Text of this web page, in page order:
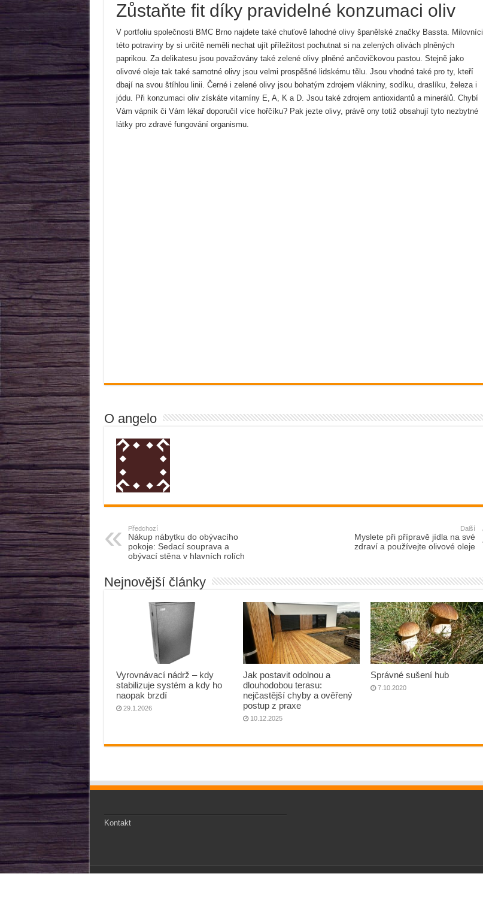
Zůstaňte fit díky pravidelné konzumaci oliv
V portfoliu společnosti BMC Brno najdete také chuťově lahodné olivyšpanělské značky Bassta. Milovníci
této potraviny by si určitě neměli nechat ujít příležitost pochutnat si na zelených olivách plněných
paprikou. Za delikatesu jsou považovány také zelené olivy plněné ančovičkovou pastou. Stejně jako
olivové oleje tak také samotné olivy jsou velmi prospěšné lidskému tělu. Jsou vhodné také pro ty, kteří
dbají na svou štíhlou linii. Černé i zelené olivy jsou bohatým zdrojem vlákniny, sodíku, draslíku, železa i
jódu. Při konzumaci oliv získáte vitamíny E, A, K a D. Jsou také zdrojem antioxidantů a minerálů. Chybí
Vám vápník či Vám lékař doporučil více hořčíku? Pak jezte olivy, právě ony totiž obsahují tyto nezbytné
látky pro zdravé fungování organismu.
O angelo
Předchozí
Nákup nábytku do obývacího
pokoje: Sedací souprava a
obývací stěna v hlavních rolích
Další
Myslete při přípravě jídla na své
zdraví a používejte olivové oleje
Nejnovější články
Vyrovnávací nádrž – kdy
stabilizuje systém a kdy ho
naopak brzdí
29.1.2026
Jak postavit odolnou a
dlouhodobou terasu:
nejčastější chyby a ověřený
postup z praxe
10.12.2025
Správné sušení hub
7.10.2020
Kontakt